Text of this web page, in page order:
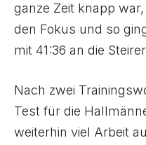
ganze Zeit knapp
den Fokus und so
mit 41:36 an die
Nach zwei
Test für die
weiterhin viel Arbeit